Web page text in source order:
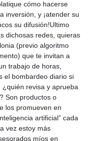
cómo hacerse
inversión, y ¡atender su
su difusión!Ultimo
dichosas redes, quieras
(previo algoritmo
que te invitan a
trabajo de horas,
el bombardeo diario si
revisa y aprueba
Son productos o
los promueven en
artificial” cada
vez estoy más
míos en